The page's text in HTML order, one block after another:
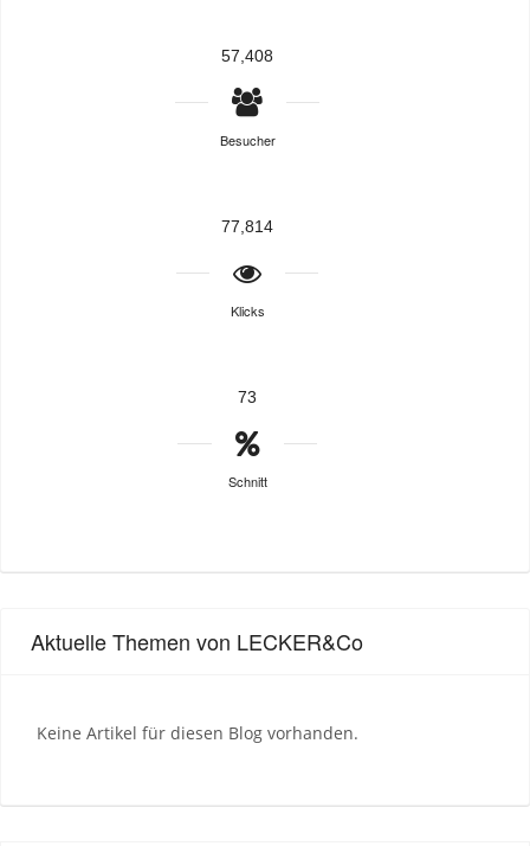
57,408
Besucher
77,814
Klicks
73
Schnitt
Aktuelle Themen von LECKER&Co
Keine Artikel für diesen Blog vorhanden.